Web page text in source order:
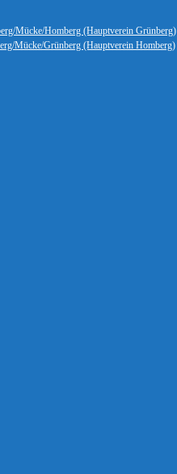
Mücke/Homberg (Hauptverein Grünberg)
Mücke/Grünberg (Hauptverein Homberg)